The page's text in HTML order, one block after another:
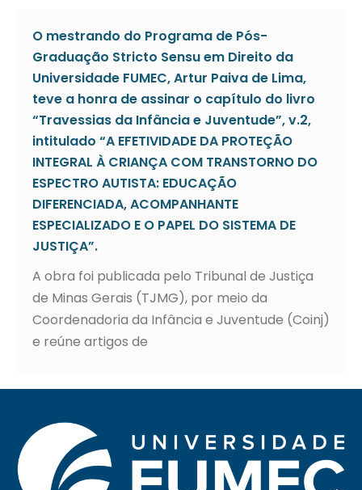
O mestrando do Programa de Pós-
Graduação Stricto Sensu em Direito da
Universidade FUMEC, Artur Paiva de Lima,
teve a honra de assinar o capítulo do livro
“Travessias da Infância e Juventude”, v.2,
intitulado “A EFETIVIDADE DA PROTEÇÃO
INTEGRAL À CRIANÇA COM TRANSTORNO DO
ESPECTRO AUTISTA: EDUCAÇÃO
DIFERENCIADA, ACOMPANHANTE
ESPECIALIZADO E O PAPEL DO SISTEMA DE
JUSTIÇA”.
A obra foi publicada pelo Tribunal de Justiça
de Minas Gerais (TJMG), por meio da
Coordenadoria da Infância e Juventude (Coinj)
e reúne artigos de